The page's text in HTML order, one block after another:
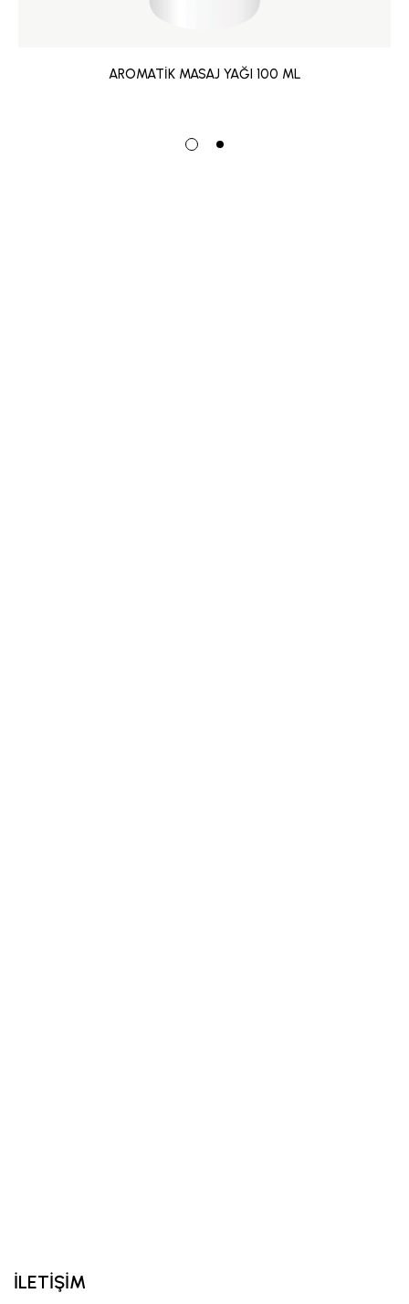
AROMATİK MASAJ YAĞI 100 ML
İLETİŞİM